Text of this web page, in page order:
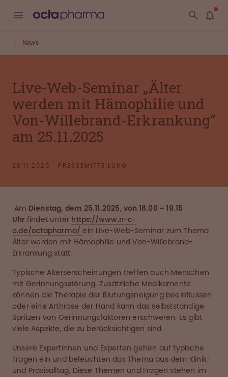
News
Live-Web-Seminar „Älter
werden mit Hämophilie und
Von-Willebrand-Erkrankung“
am 25.11.2025
20.11.2025 PRESSEMITTEILUNG
Am Dienstag, dem 25.11.2025, von 18.00 – 19.15
Uhr findet unter https://www.n-c-
o.de/octapharma/ein Live-Web-Seminar zum Thema
Älter werden mit Hämophilie und Von-Willebrand-
Erkrankung statt.
Typische Alterserscheinungen treffen auch Menschen
mit Gerinnungsstörung. Zusätzliche Medikamente
können die Therapie der Blutungsneigung beeinflussen
oder eine Arthrose der Hand kann das selbstständige
Spritzen von Gerinnungsfaktoren erschweren. Es gibt
viele Aspekte, die zu berücksichtigen sind.
Unsere Expertinnen und Experten gehen auf typische
Fragen ein und beleuchten das Thema aus dem Klinik-
und Praxisalltag. Diese Themen und Fragen stehen im